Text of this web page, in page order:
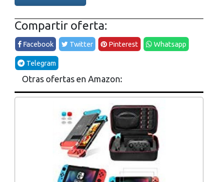
Compartir oferta:
Facebook Twitter Pinterest Whatsapp
Telegram
Otras ofertas en Amazon: